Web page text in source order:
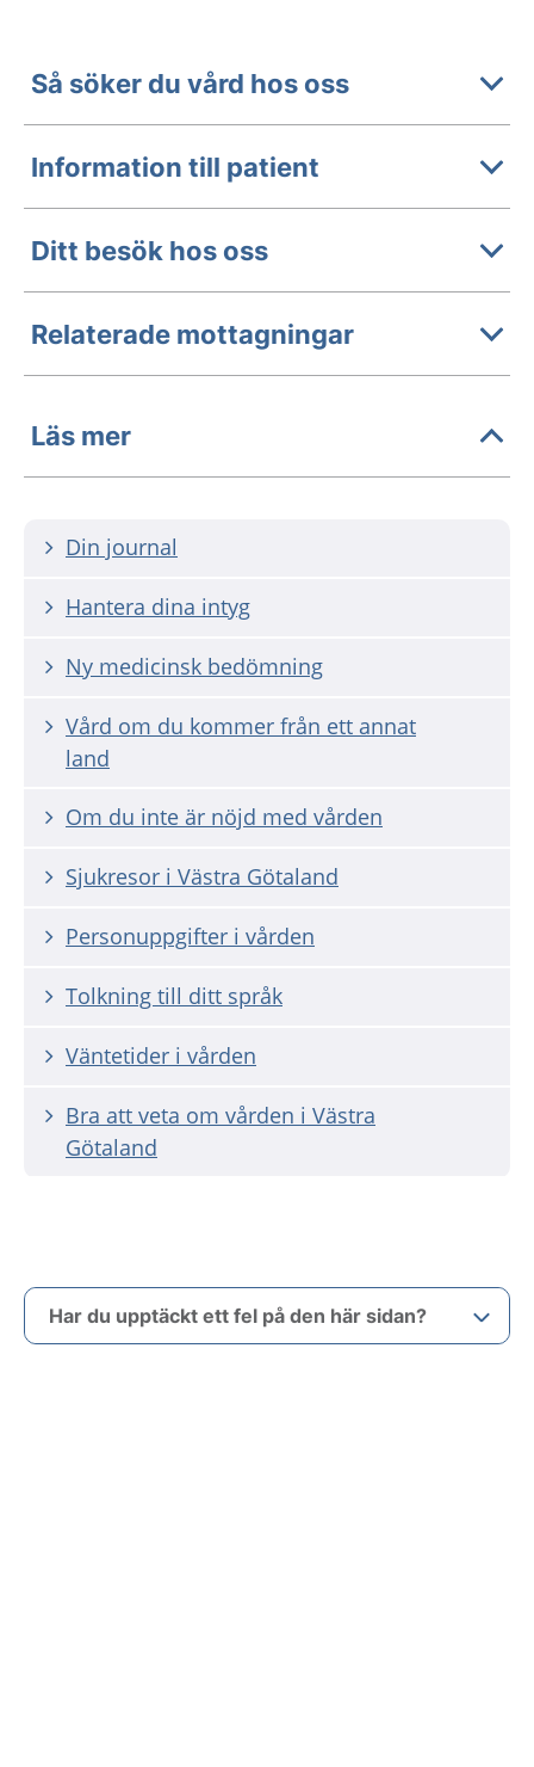
Så söker du vård hos oss
Information till patient
Ditt besök hos oss
Relaterade mottagningar
Läs mer
Din journal
Hantera dina intyg
Ny medicinsk bedömning
Vård om du kommer från ett annat
land
Om du inte är nöjd med vården
Sjukresor i Västra Götaland
Personuppgifter i vården
Tolkning till ditt språk
Väntetider i vården
Bra att veta om vården i Västra
Götaland
Har du upptäckt ett fel på den här sidan?